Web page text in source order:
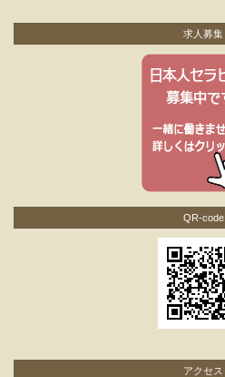
求人募集
QR-code
アクセス